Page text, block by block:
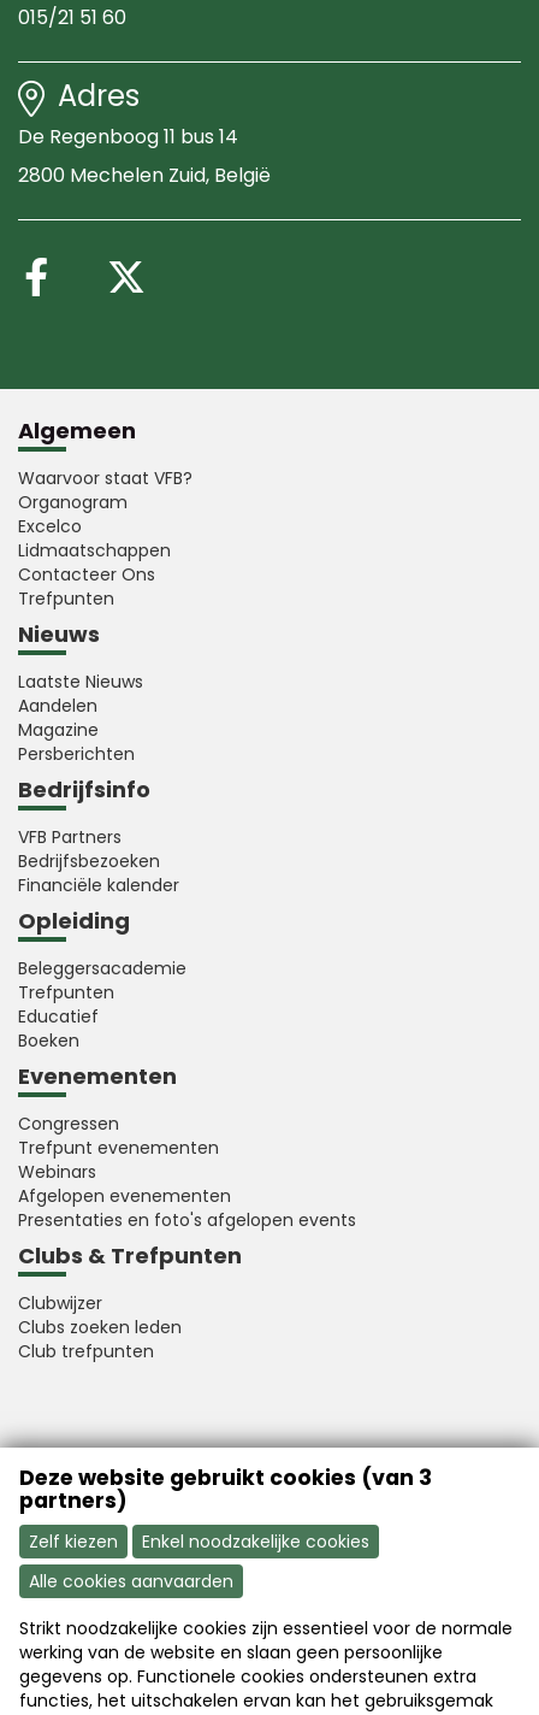
015/21 51 60
Adres
De Regenboog 11 bus 14
2800 Mechelen Zuid, België
Volg ons op Facebook
Algemeen
Waarvoor staat VFB?
Organogram
Excelco
Lidmaatschappen
Contacteer Ons
Trefpunten
Nieuws
Laatste Nieuws
Aandelen
Magazine
Persberichten
Bedrijfsinfo
VFB Partners
Bedrijfsbezoeken
Financiële kalender
Opleiding
Beleggersacademie
Trefpunten
Educatief
Boeken
Evenementen
Congressen
Trefpunt evenementen
Webinars
Afgelopen evenementen
Presentaties en foto's afgelopen events
Clubs & Trefpunten
Clubwijzer
Clubs zoeken leden
Club trefpunten
VFB is a member of Better Finance
Aanmelden Word nu lid
Deze website gebruikt cookies (van 3
partners)
Zelf kiezen
Enkel noodzakelijke cookies
Alle cookies aanvaarden
Strikt noodzakelijke cookies zijn essentieel voor de normale
werking van de website en slaan geen persoonlijke
gegevens op. Functionele cookies ondersteunen extra
functies, het uitschakelen ervan kan het gebruiksgemak